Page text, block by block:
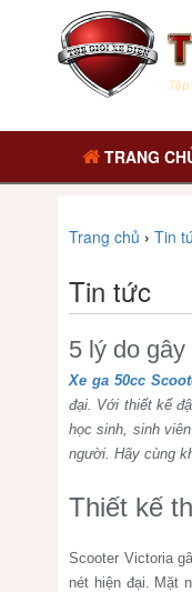
TRANG
Trang chủ › Tin
Tin tức
5 lý do
Xe ga 50cc
đại. Với thiết kế
học sinh, sinh
người. Hãy cùng
Thiết kế
Scooter Victoria
nét hiện đại. Mặt